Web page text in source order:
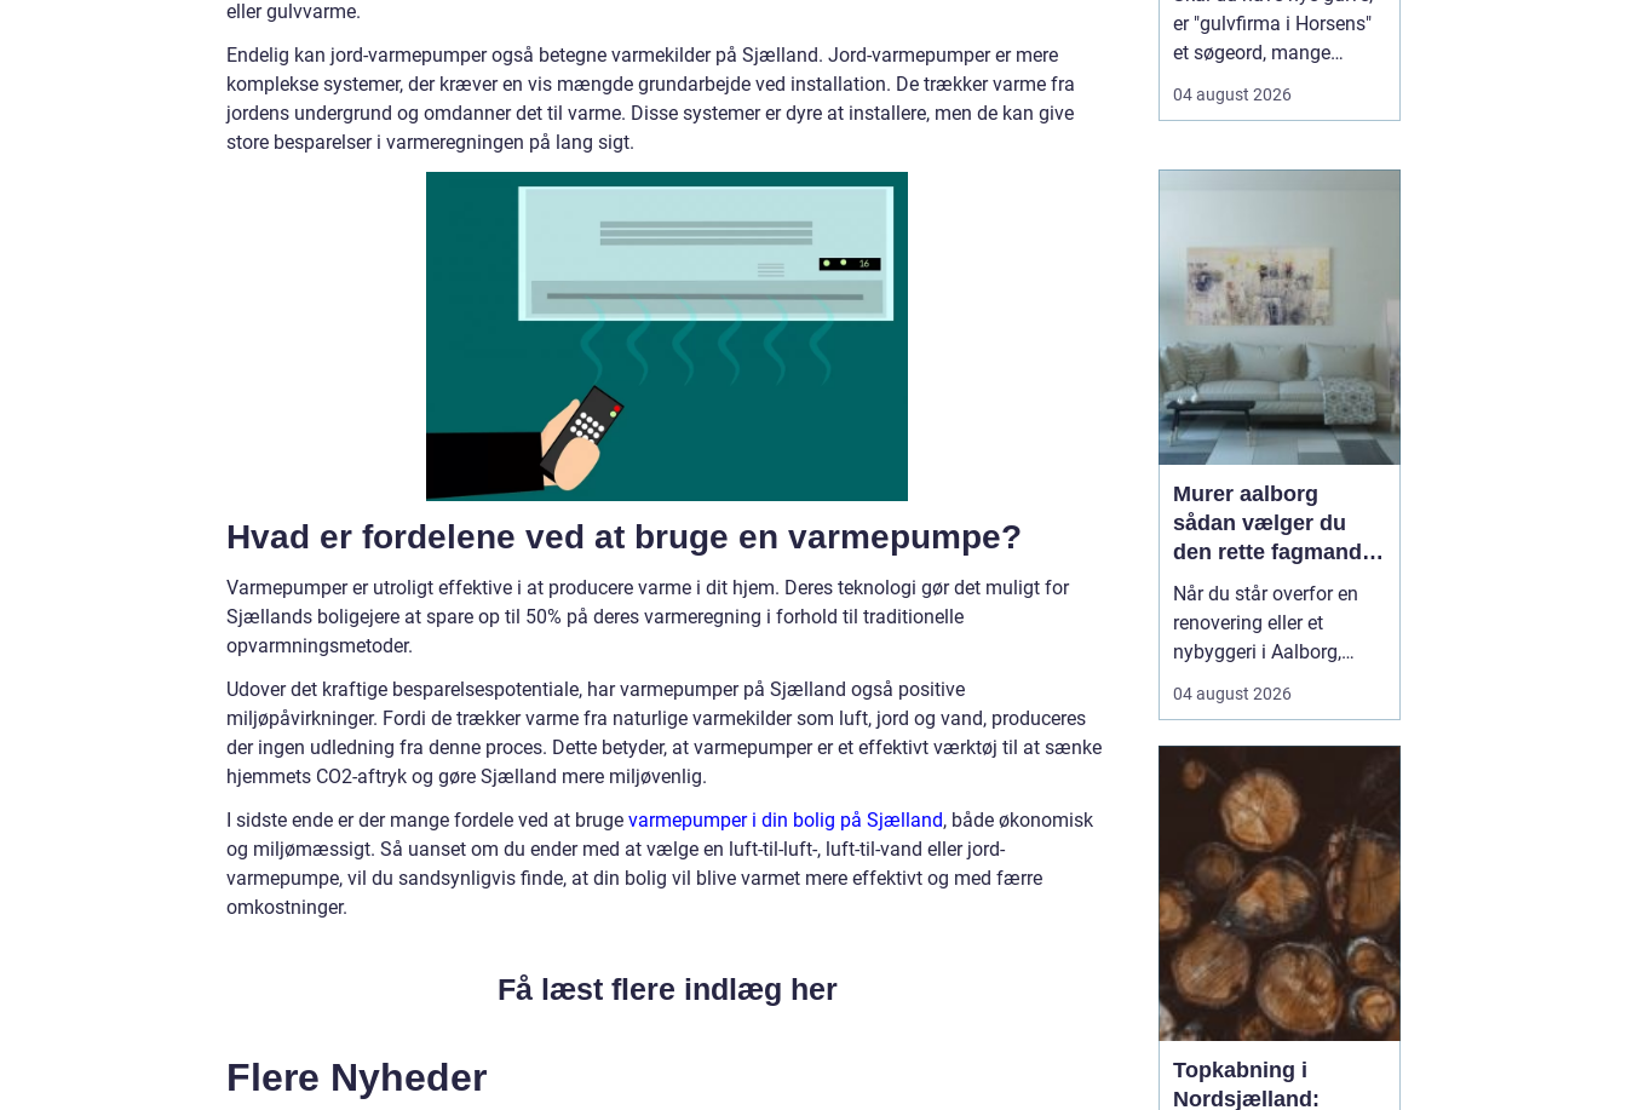
eller gulvvarme.
Endelig kan jord-varmepumper også betegne varmekilder på Sjælland. Jord-varmepumper er mere
komplekse systemer, der kræver en vis mængde grundarbejde ved installation. De trækker varme fra
jordens undergrund og omdanner det til varme. Disse systemer er dyre at installere, men de kan give
store besparelser i varmeregningen på lang sigt.
Hvad er fordelene ved at bruge en varmepumpe?
Varmepumper er utroligt effektive i at producere varme i dit hjem. Deres teknologi gør det muligt for
Sjællands boligejere at spare op til 50% på deres varmeregning i forhold til traditionelle
opvarmningsmetoder.
Udover det kraftige besparelsespotentiale, har varmepumper på Sjælland også positive
miljøpåvirkninger. Fordi de trækker varme fra naturlige varmekilder som luft, jord og vand, produceres
der ingen udledning fra denne proces. Dette betyder, at varmepumper er et effektivt værktøj til at sænke
hjemmets CO2-aftryk og gøre Sjælland mere miljøvenlig.
I sidste ende er der mange fordele ved at bruge varmepumper i din bolig på Sjælland, både økonomisk
og miljømæssigt. Så uanset om du ender med at vælge en luft-til-luft-, luft-til-vand eller jord-
varmepumpe, vil du sandsynligvis finde, at din bolig vil blive varmet mere effektivt og med færre
omkostninger.
Få læst flere indlæg her
Flere Nyheder
er "gulvfirma i Horsens"
et søgeord, mange
overfor et nyt gulvprojekt
virksomheden. Når du
handler det typi...
04 august 2026
Murer aalborg
sådan vælger du
den rette fagmand
til dit næste projekt
Når du står overfor en
renovering eller et
nybyggeri i Aalborg,
stor rolle for både
En dygtig murer kan
forvandle en slidt bolig
til et moderne og
holdbart hjem, mens det
modsatte kan give dyre
r...
04 august 2026
Topkabning i
Nordsjælland: